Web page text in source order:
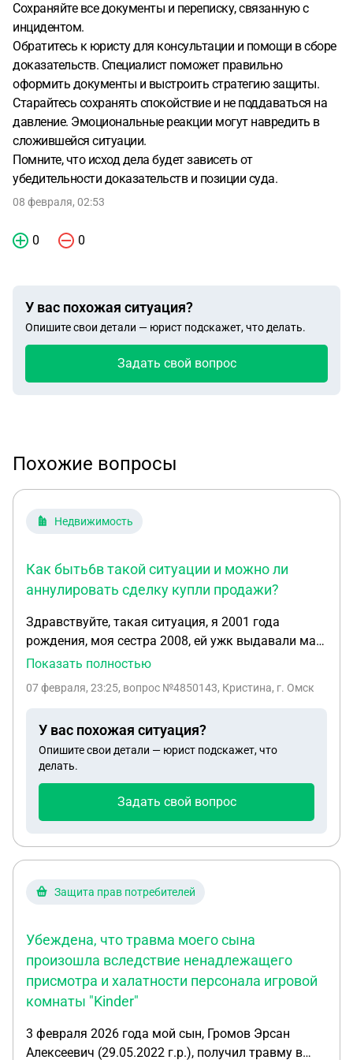
Сохраняйте все документы и переписку, связанную с
инцидентом.
Обратитесь к юристу для консультации и помощи в сборе
доказательств. Специалист поможет правильно
оформить документы и выстроить стратегию защиты.
Старайтесь сохранять спокойствие и не поддаваться на
давление. Эмоциональные реакции могут навредить в
сложившейся ситуации.
Помните, что исход дела будет зависеть от
убедительности доказательств и позиции суда.
08 февраля, 02:53
0 0
У вас похожая ситуация?
Опишите свои детали — юрист подскажет, что делать.
Задать свой вопрос
Похожие вопросы
Недвижимость
Как быть6в такой ситуации и можно ли
аннулировать сделку купли продажи?
Здравствуйте, такая ситуация, я 2001 года
рождения, моя сестра 2008, ей ужк выдавали мат
капитал. Моя мама якобы купила дом у моей
официальном браке) но денег бабушке не давала,
перепишет дом обратно, но так как ребенку не
было 18 сделать этого не возможно. И когда
покупался дом не была выделена мне доля как
говорит живи в этом доме, а мать аы гоняет
договорились с бабушкой что исполнился 18 лет
произошло. Как быть6в такой ситуации и можно
Показать полностью
07 февраля, 23:25, вопрос №4850143, Кристина, г. Омск
У вас похожая ситуация?
Опишите свои детали — юрист подскажет, что
делать.
Задать свой вопрос
Защита прав потребителей
Убеждена, что травма моего сына
произошла вследствие ненадлежащего
присмотра и халатности персонала игровой
комнаты "Kinder"
3 февраля 2026 года мой сын, Громов Эрсан
Алексеевич (29.05.2022 г.р.), получил травму в